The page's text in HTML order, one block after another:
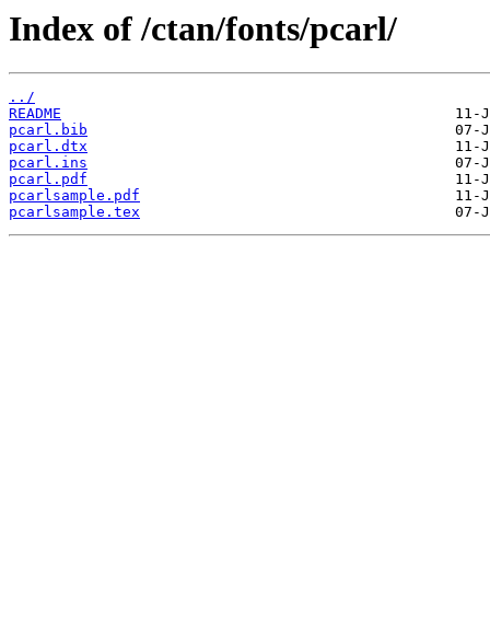
Index of /ctan/fonts/pcarl/
../
README
pcarl.bib
pcarl.dtx
pcarl.ins
pcarl.pdf
pcarlsample.pdf
pcarlsample.tex